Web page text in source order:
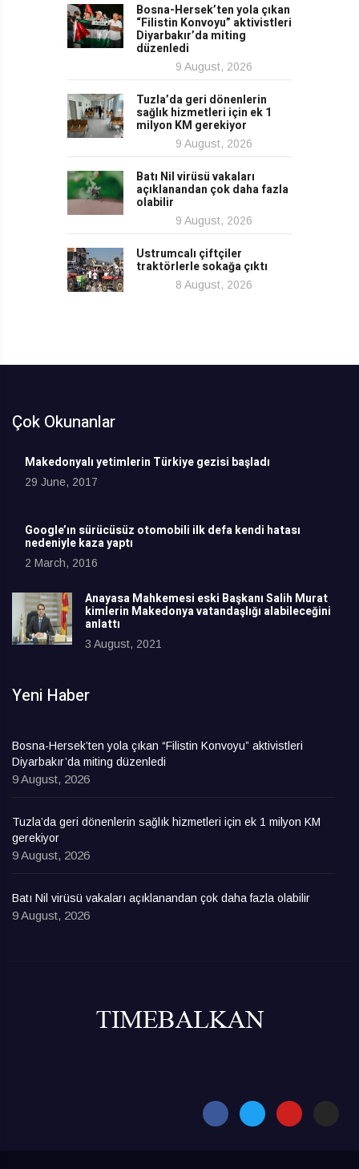
Bosna-Hersek’ten yola çıkan
“Filistin Konvoyu” aktivistleri
Diyarbakır’da miting
düzenledi
9 August, 2026
Tuzla’da geri dönenlerin
sağlık hizmetleri için ek 1
milyon KM gerekiyor
9 August, 2026
Batı Nil virüsü vakaları
açıklanandan çok daha fazla
olabilir
9 August, 2026
Ustrumcalı çiftçiler
traktörlerle sokağa çıktı
8 August, 2026
Çok Okunanlar
Makedonyalı yetimlerin Türkiye gezisi başladı
29 June, 2017
Google’ın sürücüsüz otomobili ilk defa kendi hatası
nedeniyle kaza yaptı
2 March, 2016
Anayasa Mahkemesi eski Başkanı Salih Murat
kimlerin Makedonya vatandaşlığı alabileceğini
anlattı
3 August, 2021
Yeni Haber
Bosna-Hersek’ten yola çıkan “Filistin Konvoyu” aktivistleri
Diyarbakır’da miting düzenledi
9 August, 2026
Tuzla’da geri dönenlerin sağlık hizmetleri için ek 1 milyon KM
gerekiyor
9 August, 2026
Batı Nil virüsü vakaları açıklanandan çok daha fazla olabilir
9 August, 2026